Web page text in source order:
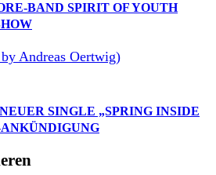
BAND SPIRIT OF YOUTH
SINGLE „SPRING INSIDE